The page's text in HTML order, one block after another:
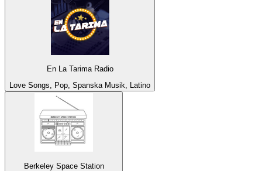
En La Tarima Radio
Love Songs, Pop, Spanska Musik, Latino
Berkeley Space Station